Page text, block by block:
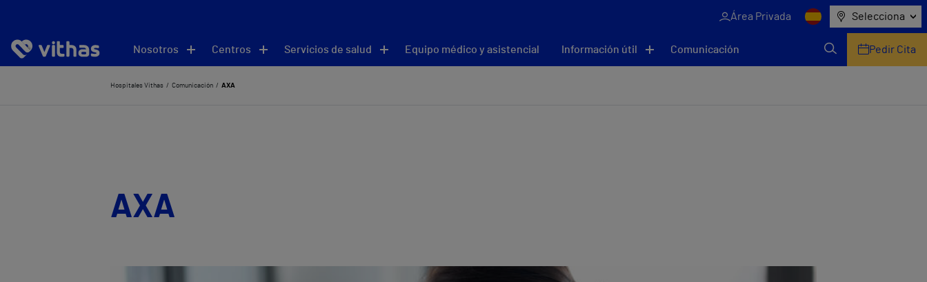
Área Privada Selecciona
Nosotros Centros Servicios de salud Equipo médico y asistencial Información útil Comunicación Pedir Cita
Hospitales Vithas Comunicación AXA
AXA